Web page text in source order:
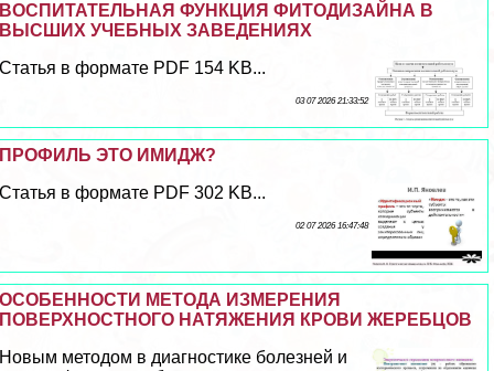
ВОСПИТАТЕЛЬНАЯ ФУНКЦИЯ ФИТОДИЗАЙНА В
ВЫСШИХ УЧЕБНЫХ ЗАВЕДЕНИЯХ
Статья в формате PDF 154 KB...
03 07 2026 21:33:52
ПРОФИЛЬ ЭТО ИМИДЖ?
Статья в формате PDF 302 KB...
02 07 2026 16:47:48
ОСОБЕННОСТИ МЕТОДА ИЗМЕРЕНИЯ
ПОВЕРХНОСТНОГО НАТЯЖЕНИЯ КРОВИ ЖЕРЕБЦОВ
Новым методом в диагностике болезней и